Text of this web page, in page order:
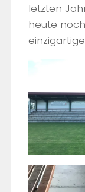
letzten
heute
einzigartige